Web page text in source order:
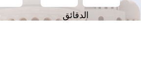
الدقائق